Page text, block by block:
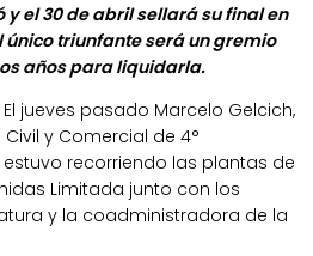
y el 30 de abril sellará su final en
triunfante será un gremio
años para liquidarla.
El jueves pasado Marcelo Gelcich,
y Comercial de 4°
recorriendo las plantas de
Limitada junto con los
y la coadministradora de la